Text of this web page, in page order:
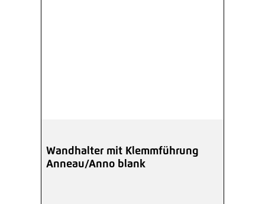
Wandhalter mit Klemmführung
Anneau/Anno blank